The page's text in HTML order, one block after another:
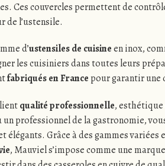
Ces couvercles permettent de
de l’ustensile.
d’ustensiles de cuisineen inox,
les cuisiniers dans toutes leurs
fabriqués en France pour garantir
qualité professionnelle,
professionnel de la gastronomie,
Grâce à des gammes variées
, Mauviel s’impose comme une